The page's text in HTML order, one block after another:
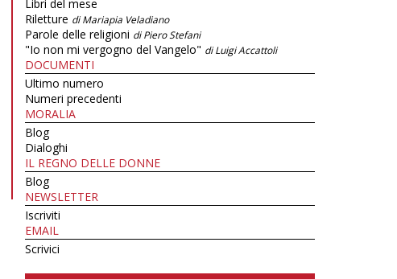
Libri del mese
Riletture di Mariapia Veladiano
Parole delle religioni di Piero Stefani
"Io non mi vergogno del Vangelo" di Luigi Accattoli
DOCUMENTI
Ultimo numero
Numeri precedenti
MORALIA
Blog
Dialoghi
IL REGNO DELLE DONNE
Blog
NEWSLETTER
Iscriviti
EMAIL
Scrivici